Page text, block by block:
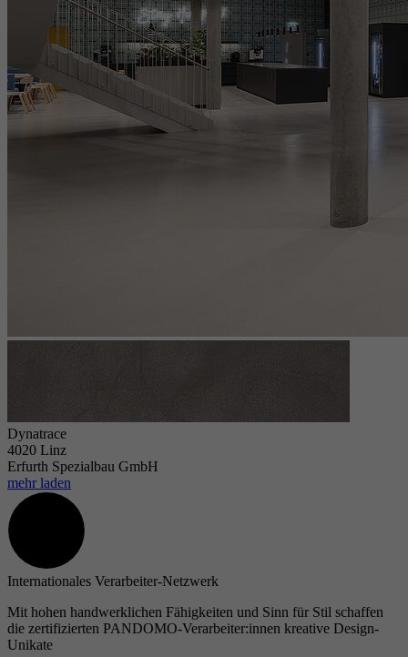
Dynatrace
4020 Linz
Erfurth Spezialbau GmbH
mehr laden
Internationales Verarbeiter-Netzwerk
Mit hohen handwerklichen Fähigkeiten und Sinn für Stil schaffen
die zertifizierten PANDOMO-Verarbeiter:innen kreative Design-
Unikate